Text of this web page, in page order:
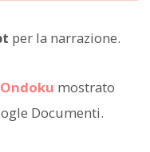
per la narrazione.
Ondoku mostrato
Documenti.